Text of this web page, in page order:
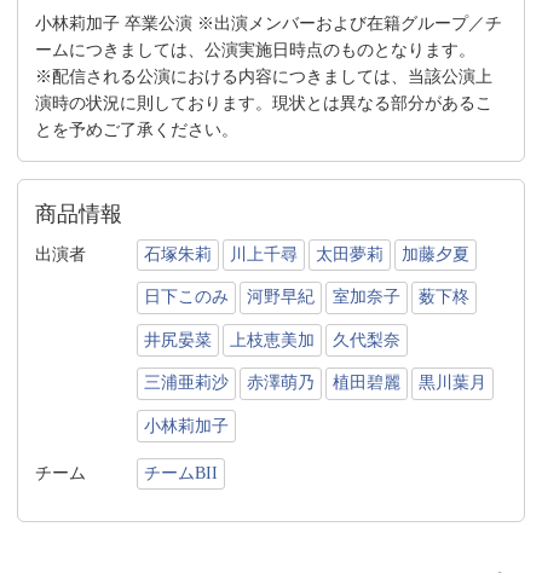
小林莉加子 卒業公演 ※出演メンバーおよび在籍グループ／チ
ームにつきましては、公演実施日時点のものとなります。
※配信される公演における内容につきましては、当該公演上
演時の状況に則しております。現状とは異なる部分があるこ
とを予めご了承ください。
商品情報
出演者 石塚朱莉 川上千尋 太田夢莉 加藤夕夏
日下このみ 河野早紀 室加奈子 薮下柊
井尻晏菜 上枝恵美加 久代梨奈
三浦亜莉沙 赤澤萌乃 植田碧麗 黒川葉月
小林莉加子
チーム チームBII